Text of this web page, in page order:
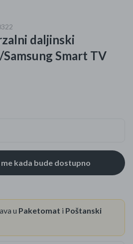
daljinski
Smart TV
u Paketomat i Poštanski